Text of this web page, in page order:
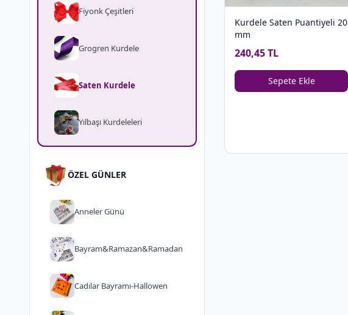
Fiyonk Çeşitleri
Grogren Kurdele
Saten Kurdele
Yılbaşı Kurdeleleri
ÖZEL GÜNLER
Anneler Günü
Bayram&Ramazan&Ramadan
Cadılar Bayramı-Hallowen
Kurdele Saten Puantiyeli 20
mm
240,45 TL
Sepete Ekle